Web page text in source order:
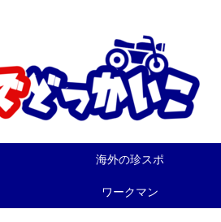
海外の珍スポ
ワークマン